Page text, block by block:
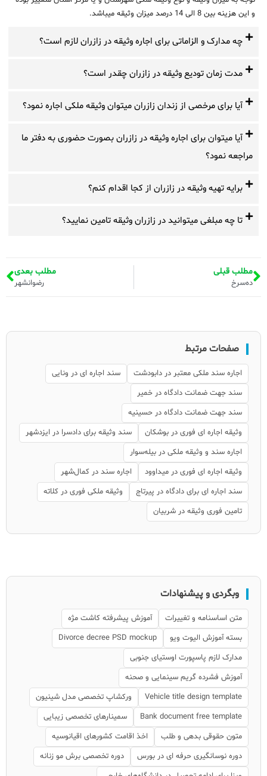
و این هزینه بین 8 الی 14 درصد میزان وثیقه میباشد.
چه مدارک و الزاماتی برای اجاره وثیقه در زازران لازم است؟
مدت زمان تودیع وثیقه در زازران چقدر است؟
آیا برای مرخصی از زندان زازران میتوان وثیقه ملکی اجاره نمود؟
آیا میتوان برای اجاره وثیقه در زازران بصورت حضوری به دفتر ما
مراجعه نمود؟
برایه تهیه وثیقه در زازران از کجا اقدام کنم؟
تا چه مبلغی میتوانید در زازران وثیقه تامین نمایید؟
مطلب قبلی
ده‌سرخ
مطلب بعدی
رضوانشهر
صفحات مرتبط
اجاره سند ملکی معتبر در دابودشت
سند اجاره ای در ونایی
سند جهت ضمانت دادگاه در خمیر
سند جهت ضمانت دادگاه در حسینیه
وثیقه اجاره ای فوری در بوشکان
سند وثیقه برای دادسرا در ایزدشهر
اجاره سند و وثیقه ملکی در بیله‌سوار
وثیقه اجاره ای فوری در میداوود
اجاره سند در کمال‌شهر
سند اجاره ای برای دادگاه در پیرتاج
وثیقه ملکی فوری در کلاته
تامین فوری وثیقه در شربیان
وبگردی و پیشنهادات
متن اساسنامه و تغییرات
آموزش پیشرفته کاشت مژه
بسته آموزش الیوت ویو
Divorce decree PSD mockup
مدارک لازم پاسپورت اوستیای جنوبی
آموزش فشرده گریم سینمایی و صحنه
Vehicle title design template
ورکشاپ تخصصی مدل شینیون
Bank document free template
سمینارهای تخصصی زیبایی
متون حقوقی بدهی و طلب
اخذ اقامت کشورهای اقیانوسیه
دوره نوسانگیری حرفه ای در بورس
دوره تخصصی برش مو زنانه